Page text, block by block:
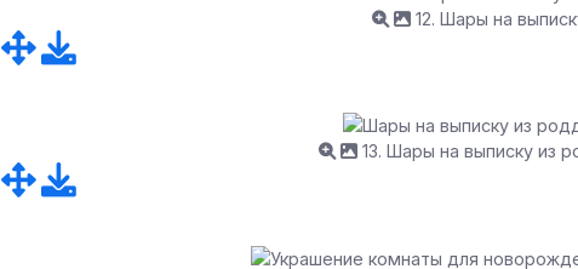
12. Шары на
13. Шары на выписку из